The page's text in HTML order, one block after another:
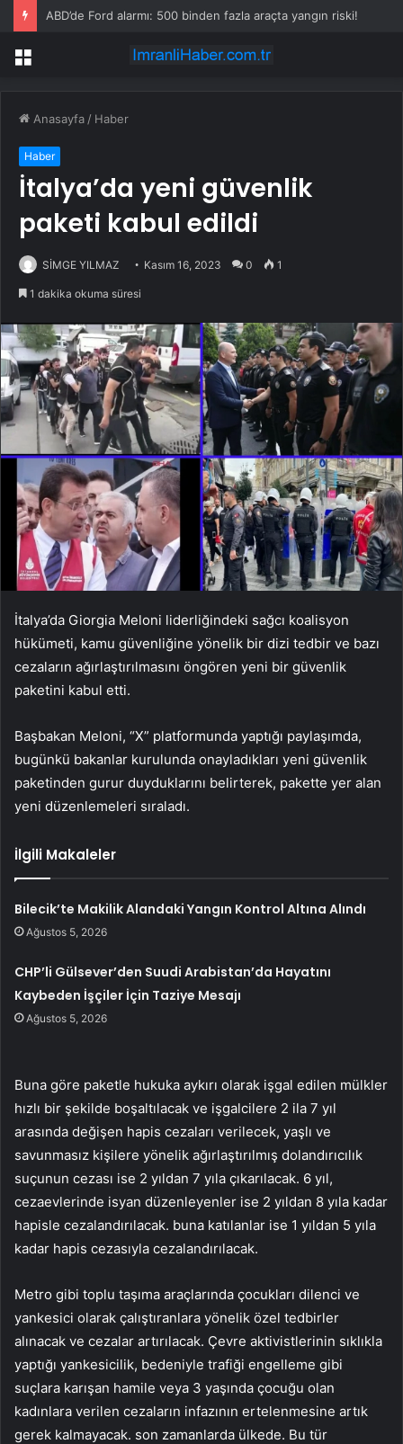
ABD’de Ford alarmı: 500 binden fazla araçta yangın riski!
Menü
Anasayfa / Haber
Haber
İtalya’da yeni güvenlik
paketi kabul edildi
SİMGE YILMAZ Kasım 16, 2023 0 1
1 dakika okuma süresi
İtalya’da Giorgia Meloni liderliğindeki sağcı koalisyon
hükümeti, kamu güvenliğine yönelik bir dizi tedbir ve bazı
cezaların ağırlaştırılmasını öngören yeni bir güvenlik
paketini kabul etti.
Başbakan Meloni, “X” platformunda yaptığı paylaşımda,
bugünkü bakanlar kurulunda onayladıkları yeni güvenlik
paketinden gurur duyduklarını belirterek, pakette yer alan
yeni düzenlemeleri sıraladı.
İlgili Makaleler
Bilecik’te Makilik Alandaki Yangın Kontrol Altına Alındı
Ağustos 5, 2026
CHP’li Gülsever’den Suudi Arabistan’da Hayatını
Kaybeden İşçiler İçin Taziye Mesajı
Ağustos 5, 2026
Buna göre paketle hukuka aykırı olarak işgal edilen mülkler
hızlı bir şekilde boşaltılacak ve işgalcilere 2 ila 7 yıl
arasında değişen hapis cezaları verilecek, yaşlı ve
savunmasız kişilere yönelik ağırlaştırılmış dolandırıcılık
suçunun cezası ise 2 yıldan 7 yıla çıkarılacak. 6 yıl,
cezaevlerinde isyan düzenleyenler ise 2 yıldan 8 yıla kadar
hapisle cezalandırılacak. buna katılanlar ise 1 yıldan 5 yıla
kadar hapis cezasıyla cezalandırılacak.
Metro gibi toplu taşıma araçlarında çocukları dilenci ve
yankesici olarak çalıştıranlara yönelik özel tedbirler
alınacak ve cezalar artırılacak. Çevre aktivistlerinin sıklıkla
yaptığı yankesicilik, bedeniyle trafiği engelleme gibi
suçlara karışan hamile veya 3 yaşında çocuğu olan
kadınlara verilen cezaların infazının ertelenmesine artık
gerek kalmayacak. son zamanlarda ülkede. Bu tür